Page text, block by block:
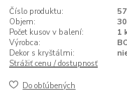
Číslo produktu:
Objem:
Počet kusov v balení:
1
Výrobca:
Dekor s kryštálmi:
Strážiť cenu / dostupnosť
Do obľúbených